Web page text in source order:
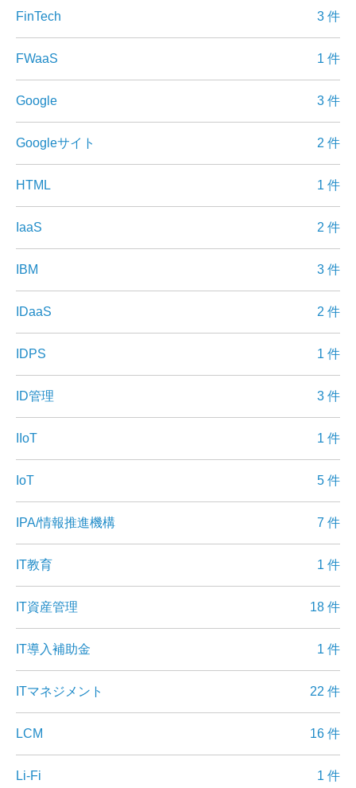
FinTech 3 件
FWaaS 1 件
Google 3 件
Googleサイト 2 件
HTML 1 件
IaaS 2 件
IBM 3 件
IDaaS 2 件
IDPS 1 件
ID管理 3 件
IIoT 1 件
IoT 5 件
IPA/情報推進機構 7 件
IT教育 1 件
IT資産管理 18 件
IT導入補助金 1 件
ITマネジメント 22 件
LCM 16 件
Li-Fi 1 件